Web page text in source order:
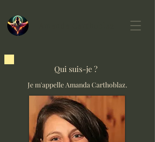
Qui suis-je ?
Je m'appelle Amanda Carthoblaz.